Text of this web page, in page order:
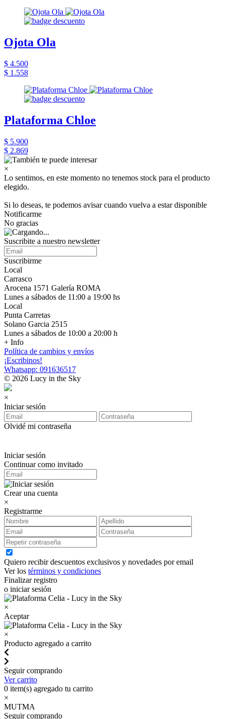
Ojota Ola
$ 4.500
$ 1.558
Plataforma Chloe
$ 5.900
$ 2.869
×
Lo sentimos, en este momento no tenemos stock para el producto
elegido.
Si lo deseas, te podemos avisar cuando vuelva a estar disponible
Notificarme
No gracias
Suscribite a nuestro newsletter
Suscribirme
Local
Carrasco
Arocena 1571 Galería ROMA
Lunes a sábados de 11:00 a 19:00 hs
Local
Punta Carretas
Solano Garcia 2515
Lunes a sábados de 10:00 a 20:00 h
+ Info
Política de cambios y envíos
¡Escribinos!
Whatsapp: 091636517
© 2026 Lucy in the Sky
×
Iniciar sesión
Olvidé mi contraseña
Iniciar sesión
Continuar como invitado
Crear una cuenta
×
Registrarme
Quiero recibir descuentos exclusivos y novedades por email
Ver los términos y condiciones
Finalizar registro
o iniciar sesión
×
Aceptar
×
Producto agregado a carrito
Seguir comprando
Ver carrito
0 item(s) agregado tu carrito
×
MUTMA
Seguir comprando